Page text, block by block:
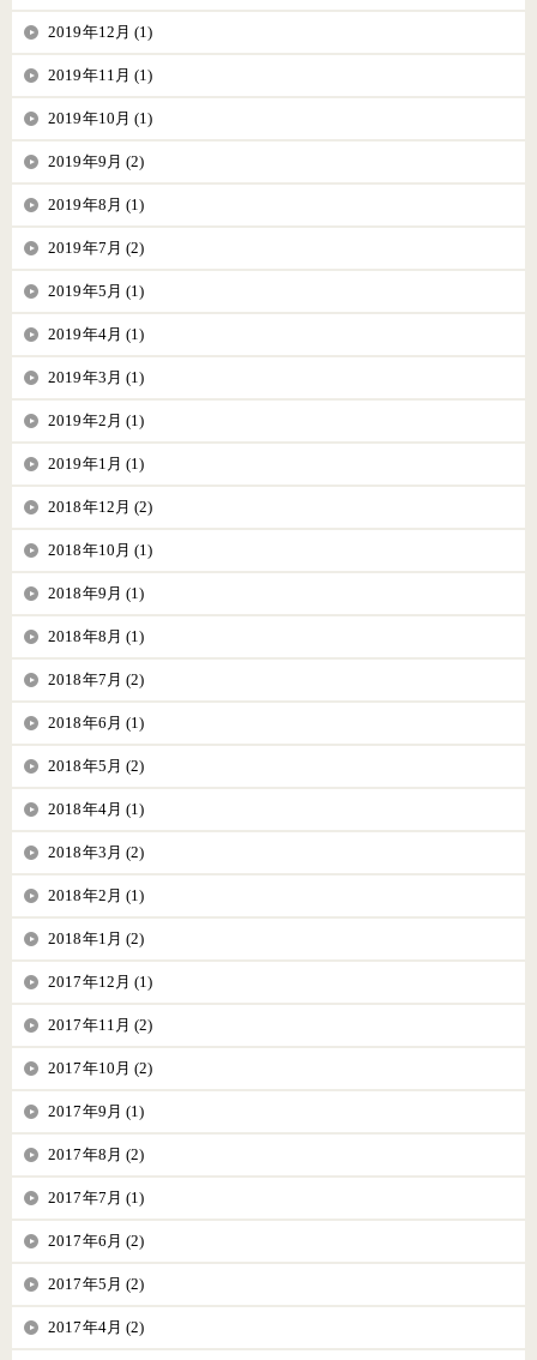
2019年12月 (1)
2019年11月 (1)
2019年10月 (1)
2019年9月 (2)
2019年8月 (1)
2019年7月 (2)
2019年5月 (1)
2019年4月 (1)
2019年3月 (1)
2019年2月 (1)
2019年1月 (1)
2018年12月 (2)
2018年10月 (1)
2018年9月 (1)
2018年8月 (1)
2018年7月 (2)
2018年6月 (1)
2018年5月 (2)
2018年4月 (1)
2018年3月 (2)
2018年2月 (1)
2018年1月 (2)
2017年12月 (1)
2017年11月 (2)
2017年10月 (2)
2017年9月 (1)
2017年8月 (2)
2017年7月 (1)
2017年6月 (2)
2017年5月 (2)
2017年4月 (2)